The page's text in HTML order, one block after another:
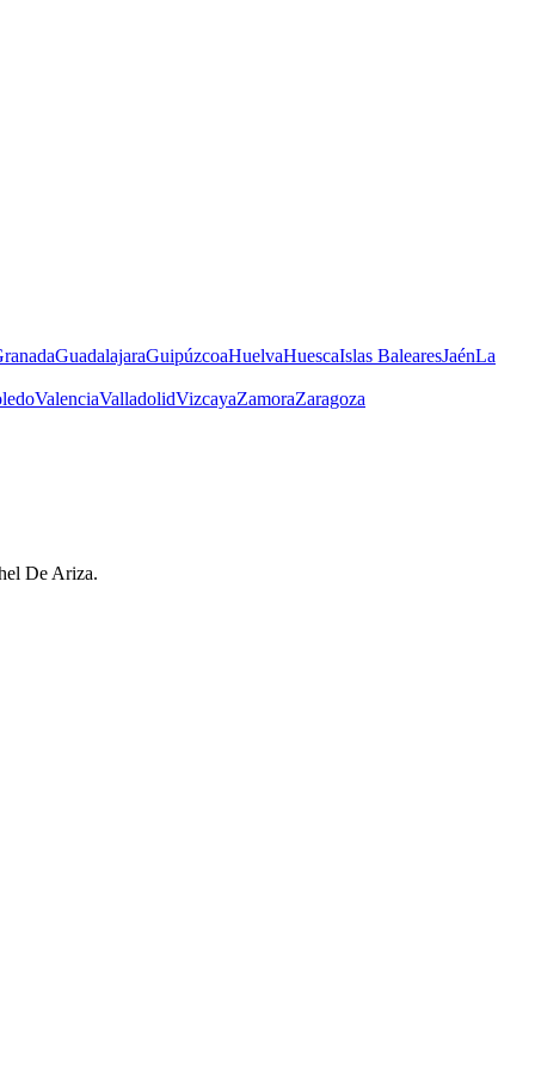
GuadalajaraGuipúzcoaHuelvaHuescaIslas BalearesJaénLa
ValenciaValladolidVizcayaZamoraZaragoza
De Ariza.